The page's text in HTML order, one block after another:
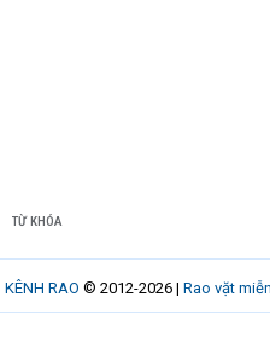
TỪ KHÓA
KÊNH RAO © 2012-2026 | Rao vặt